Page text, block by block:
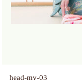
head-mv-03